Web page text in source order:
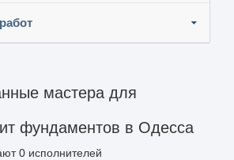
мастера для
фундаментов в Одесса
0 исполнителей